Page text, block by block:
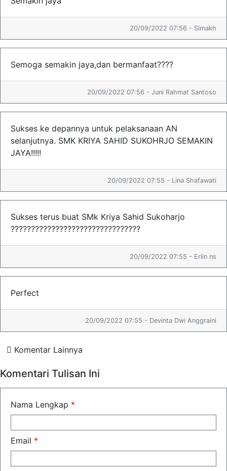
20/09/2022 07:56 - Slmakh
Semoga semakin jaya,dan bermanfaat????
20/09/2022 07:56 - Juni Rahmat Santoso
Sukses ke depannya untuk pelaksanaan AN
selanjutnya. SMK KRIYA SAHID SUKOHRJO SEMAKIN
JAYA!!!!!
20/09/2022 07:55 - Lina Shafawati
Sukses terus buat SMk Kriya Sahid Sukoharjo
????????????????????????????????
20/09/2022 07:55 - Erlin ns
Perfect
20/09/2022 07:55 - Devinta Dwi Anggraini
Komentar Lainnya
Komentari Tulisan Ini
Nama Lengkap *
Email *